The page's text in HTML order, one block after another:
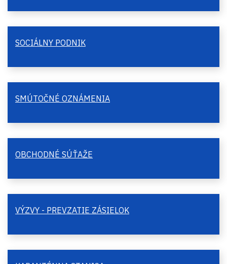
SOCIÁLNY PODNIK
SMÚTOČNÉ OZNÁMENIA
OBCHODNÉ SÚŤAŽE
VÝZVY - PREVZATIE ZÁSIELOK